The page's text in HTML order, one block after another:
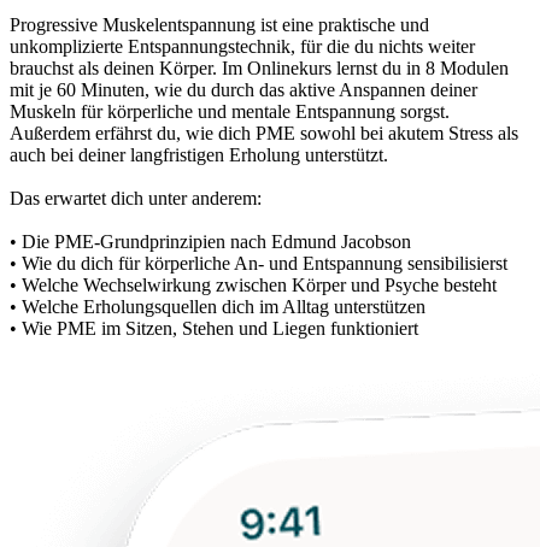
Progressive Muskelentspannung ist eine praktische und
unkomplizierte Entspannungstechnik, für die du nichts weiter
brauchst als deinen Körper. Im Onlinekurs lernst du in 8 Modulen
mit je 60 Minuten, wie du durch das aktive Anspannen deiner
Muskeln für körperliche und mentale Entspannung sorgst.
Außerdem erfährst du, wie dich PME sowohl bei akutem Stress als
auch bei deiner langfristigen Erholung unterstützt.
Das erwartet dich unter anderem:
• Die PME-Grundprinzipien nach Edmund Jacobson
• Wie du dich für körperliche An- und Entspannung sensibilisierst
• Welche Wechselwirkung zwischen Körper und Psyche besteht
• Welche Erholungsquellen dich im Alltag unterstützen
• Wie PME im Sitzen, Stehen und Liegen funktioniert